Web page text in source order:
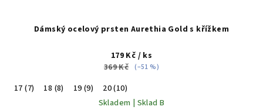
Dámský ocelový prsten Aurethia Gold s křížkem
179 Kč / ks
369 Kč (–51 %)
17 (7) 18 (8) 19 (9)
20 (10)
Skladem | Sklad B